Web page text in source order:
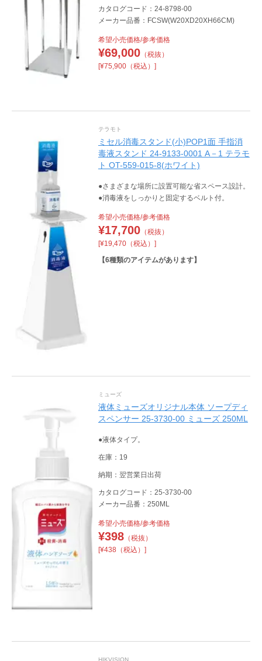
カタログコード：24-8798-00
メーカー品番：FCSW(W20XD20XH66CM)
希望小売価格/参考価格
¥69,000（税抜）
[¥75,900（税込）]
テラモト
ミセル消毒スタンド(小)POP1面 手指消
毒液スタンド 24-9133-0001 A－1 テラモ
ト OT-559-015-8(ホワイト)
●さまざまな場所に設置可能な省スペース設計。
●消毒液をしっかりと固定するベルト付。
希望小売価格/参考価格
¥17,700（税抜）
[¥19,470（税込）]
【6種類のアイテムがあります】
ミューズ
液体ミューズオリジナル本体 ソープディ
スペンサー 25-3730-00 ミューズ 250ML
●液体タイプ。
在庫：19
納期：翌営業日出荷
カタログコード：25-3730-00
メーカー品番：250ML
希望小売価格/参考価格
¥398（税抜）
[¥438（税込）]
HIKVISION